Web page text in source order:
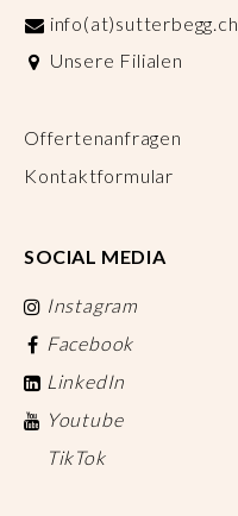
info(at)sutterbegg.ch
Unsere Filialen
Offertenanfragen
Kontaktformular
SOCIAL MEDIA
Instagram
Facebook
LinkedIn
Youtube
TikTok